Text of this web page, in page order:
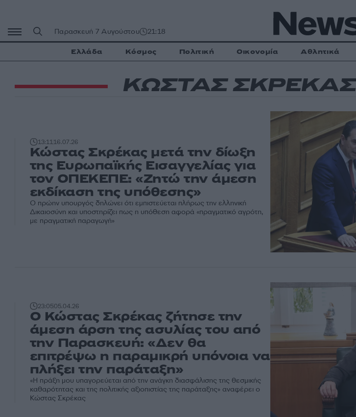
περιεχόμενο
Παρασκευή 7 Αυγούστου 21:18
Ελλάδα Κόσμος Πολιτική Οικονομία Αθλητικά
ΚΩΣΤΑΣ ΣΚΡΕΚΑΣ
13:1116.07.26
Κώστας Σκρέκας μετά την δίωξη
της Ευρωπαϊκής Εισαγγελίας για
τον ΟΠΕΚΕΠΕ: «Ζητώ την άμεση
εκδίκαση της υπόθεσης»
Ο πρώην υπουργός δηλώνει ότι εμπιστεύεται πλήρως την ελληνική
Δικαιοσύνη και υποστηρίζει πως η υπόθεση αφορά «πραγματικό αγρότη,
με πραγματική παραγωγή»
23:0505.04.26
Ο Κώστας Σκρέκας ζήτησε την
άμεση άρση της ασυλίας του από
την Παρασκευή: «Δεν θα
επιτρέψω η παραμικρή υπόνοια να
πλήξει την παράταξη»
«Η πράξη μου υπαγορεύεται από την ανάγκη διασφάλισης της θεσμικής
καθαρότητας και της πολιτικής αξιοπιστίας της παράταξης» αναφέρει ο
Κώστας Σκρέκας